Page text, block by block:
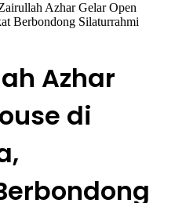
Azhar Gelar Open
Berbondong Silaturrahmi
Azhar
di